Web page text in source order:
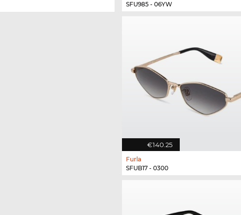
SFU985 - 06YW
€140.25
Furla
SFUB17 - 0300